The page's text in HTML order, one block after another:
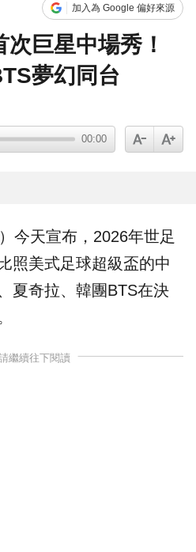
加入為 Google 偏好來源
巨星中場秀！
夢幻同台
00:00
今天宣布，2026年世足
照美式足球超級盃的中
夏奇拉、韓團BTS在決
繼續往下閱讀